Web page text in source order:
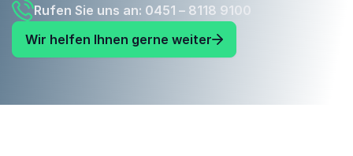
Rufen Sie uns an: 0451 – 8118 9100
Wir helfen Ihnen gerne weiter